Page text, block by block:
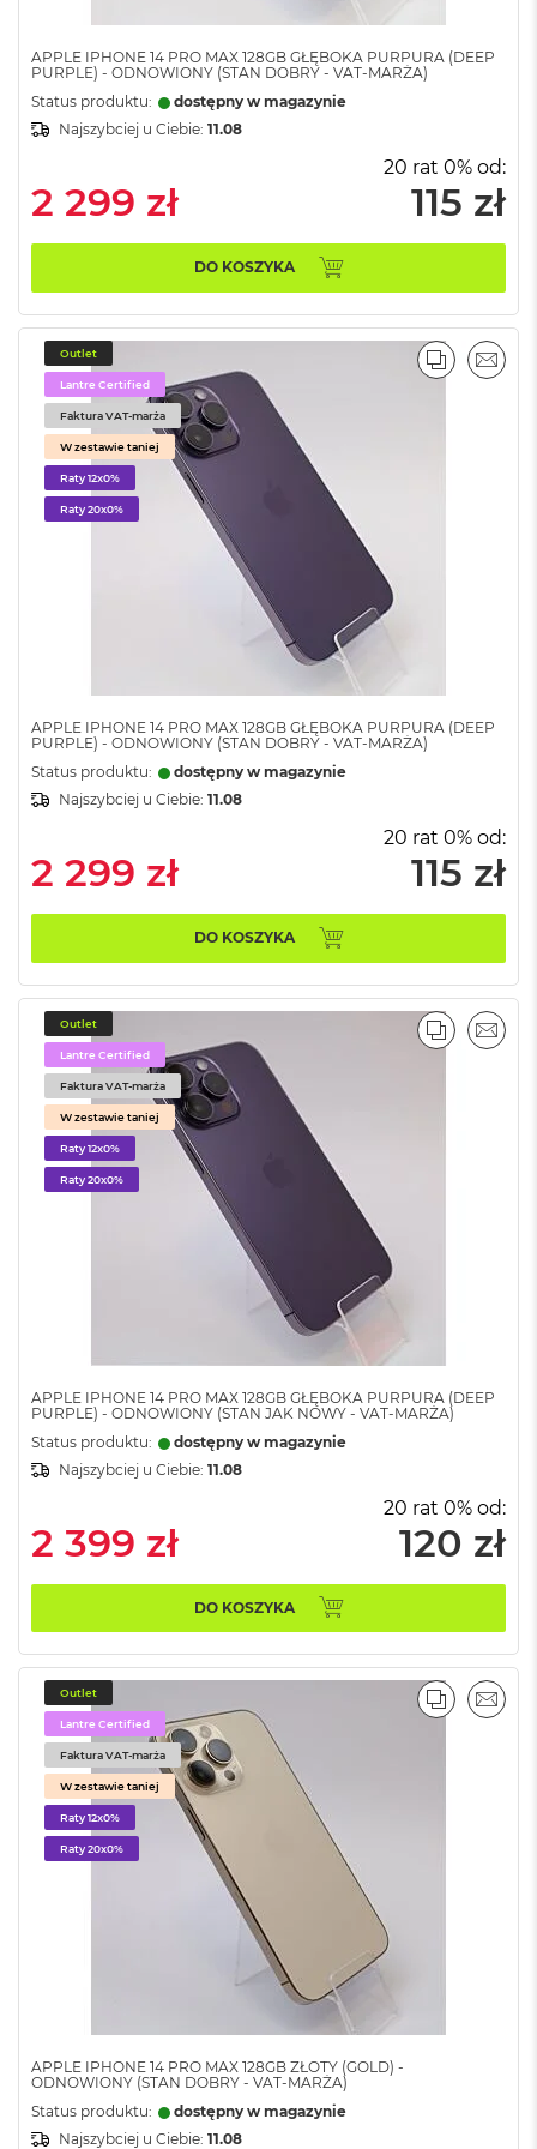
r
M
a
o
o
M
5
M
a
c
B
o
o
k
c
B
o
k
r
M
3
c
B
o
o
k
A
i
r
M
2
A
i
r
1
3
a
B
o
k
A
i
r
1
5
W
e
d
M
a
c
APPLE IPHONE 14 PRO MAX 128GB GŁĘBOKA PURPURA (DEEP
PURPLE) - ODNOWIONY (STAN DOBRY - VAT-MARŻA)
Status produktu:
dostępny w magazynie
Najszybciej u Ciebie: 11.08
2 299 zł
20 rat 0% od:
115 zł
DO KOSZYKA
Outlet
Lantre Certified
Faktura VAT-marża
W zestawie taniej
Raty 12x0%
Raty 20x0%
APPLE IPHONE 14 PRO MAX 128GB GŁĘBOKA PURPURA (DEEP
PURPLE) - ODNOWIONY (STAN DOBRY - VAT-MARŻA)
Status produktu:
dostępny w magazynie
Najszybciej u Ciebie: 11.08
2 299 zł
20 rat 0% od:
115 zł
DO KOSZYKA
Outlet
Lantre Certified
Faktura VAT-marża
W zestawie taniej
Raty 12x0%
Raty 20x0%
APPLE IPHONE 14 PRO MAX 128GB GŁĘBOKA PURPURA (DEEP
PURPLE) - ODNOWIONY (STAN JAK NOWY - VAT-MARŻA)
Status produktu:
dostępny w magazynie
Najszybciej u Ciebie: 11.08
2 399 zł
20 rat 0% od:
120 zł
DO KOSZYKA
Outlet
Lantre Certified
Faktura VAT-marża
W zestawie taniej
Raty 12x0%
Raty 20x0%
APPLE IPHONE 14 PRO MAX 128GB ZŁOTY (GOLD) -
ODNOWIONY (STAN DOBRY - VAT-MARŻA)
Status produktu:
dostępny w magazynie
Najszybciej u Ciebie: 11.08